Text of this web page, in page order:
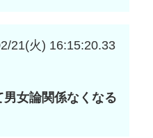
21(火) 16:15:20.33
女論関係なくなる